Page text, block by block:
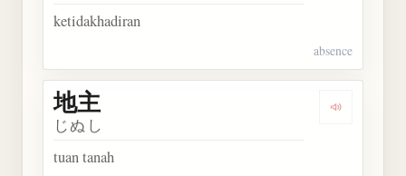
ketidakhadiran
absence
Dengarkan
地主
じぬし
tuan tanah